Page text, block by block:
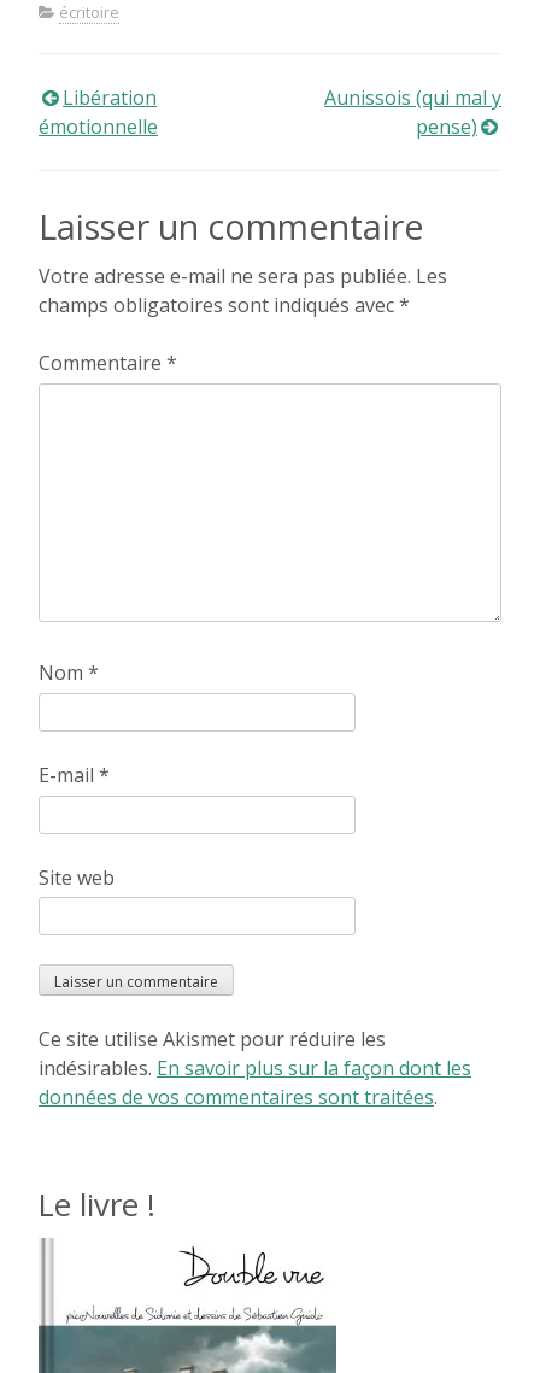
écritoire
Navigation
l’article
Libération
émotionnelle
Aunissois (qui mal y
pense)
Laisser un commentaire
Votre adresse e-mail ne sera pas publiée. Les
champs obligatoires sont indiqués avec*
Commentaire *
Nom *
E-mail *
Site web
Ce site utilise Akismet pour réduire les
indésirables. En savoir plus sur la façon dont les
données de vos commentaires sont traitées.
Le livre !